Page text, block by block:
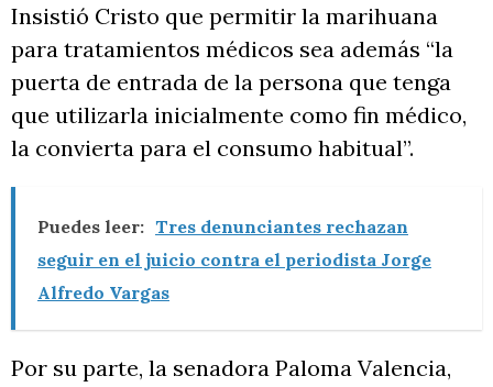
Insistió Cristo que permitir la marihuana
para tratamientos médicos sea además “la
puerta de entrada de la persona que tenga
que utilizarla inicialmente como fin médico,
la convierta para el consumo habitual”.
Puedes leer: Tres denunciantes rechazan
seguir en el juicio contra el periodista Jorge
Alfredo Vargas
Por su parte, la senadora Paloma Valencia,